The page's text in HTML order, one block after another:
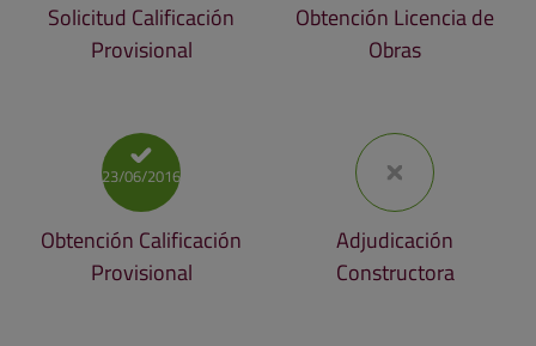
Solicitud Calificación
Provisional
Obtención Licencia de
Obras
23/06/2016
Obtención Calificación
Provisional
Adjudicación
Constructora